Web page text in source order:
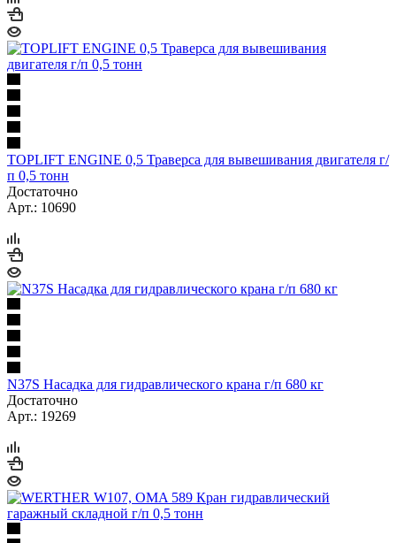
TOPLIFT ENGINE 0,5 Траверса для вывешивания двигателя г/
п 0,5 тонн
Достаточно
Арт.: 10690
N37S Насадка для гидравлического крана г/п 680 кг
Достаточно
Арт.: 19269